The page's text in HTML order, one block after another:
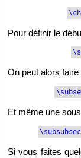
Pour dé­fi­nir le
On peut alors
Et même une
Si vous faites